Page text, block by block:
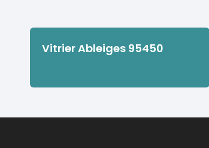
Vitrier Ableiges 95450